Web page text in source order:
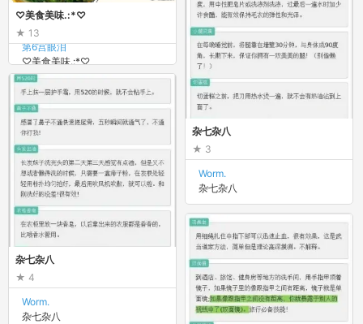
杂七杂八
4
Worm.
杂七杂八
♡美食美味.:*♡
13
第6宫眼泪
♡美食美味.:*♡
杂七杂八
3
Worm.
杂七杂八